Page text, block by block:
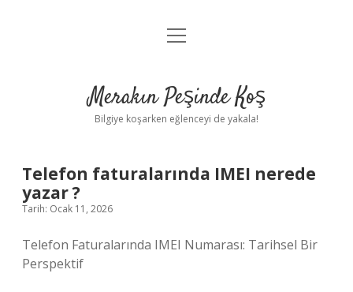
Anasayfa
Yasal Uyarı
menüyü
Merakın Peşinde Koş
Bilgiye koşarken eğlenceyi de yakala!
Telefon faturalarında IMEI nerede
yazar ?
Tarih: Ocak 11, 2026
Telefon Faturalarında IMEI Numarası: Tarihsel Bir
Perspektif